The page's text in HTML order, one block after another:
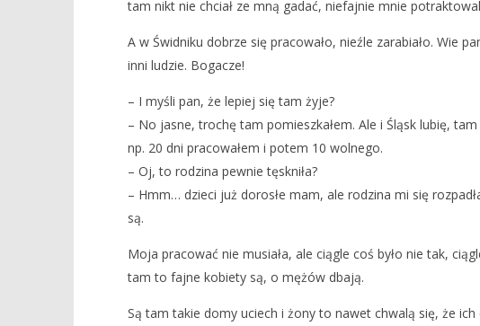
tam nikt nie chciał ze mną gadać, niefajnie mnie
A w Świdniku dobrze się pracowało, nieźle zarabiało. Wie
inni ludzie. Bogacze!
– I myśli pan, że lepiej się tam żyje?
– No jasne, trochę tam pomieszkałem. Ale i Śląsk lubię,
np. 20 dni pracowałem i potem 10 wolnego.
– Oj, to rodzina pewnie tęskniła?
– Hmm… dzieci już dorosłe mam, ale rodzina mi się
są.
Moja pracować nie musiała, ale ciągle coś było nie tak,
tam to fajne kobiety są, o mężów dbają.
Są tam takie domy uciech i żony to nawet chwalą się, że